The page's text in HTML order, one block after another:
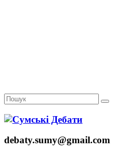
debaty.sumy@gmail.com